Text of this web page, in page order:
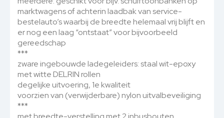
marktwagens of achterin laadbak van service-
bestelauto’s waarbij de breedte helemaal vrij blijft en
er nog een laag “ontstaat” voor bijvoorbeeld
gereedschap
***
zware ingebouwde ladegeleiders: staal wit-epoxy
met witte DELRIN rollen
degelijke uitvoering, 1e kwaliteit
voorzien van (verwijderbare) nylon uitvalbeveiliging
***